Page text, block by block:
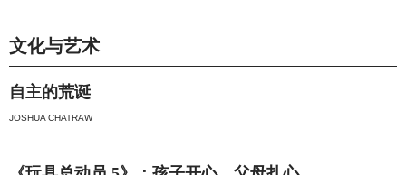
文化与艺术
自主的荒诞
JOSHUA CHATRAW